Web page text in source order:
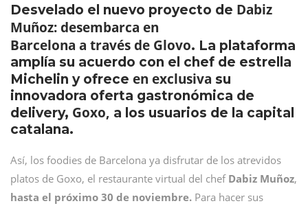
Desvelado el nuevo proyecto de Dabiz
Muñoz: desembarca en
Barcelona a través de Glovo. La plataforma
amplía su acuerdo con el chef de estrella
Michelin y ofrece en exclusiva su
innovadora oferta gastronómica de
delivery, Goxo, a los usuarios de la capital
catalana.
Así, los foodies de Barcelona ya disfrutar de los atrevidos
platos de Goxo, el restaurante virtual del chef Dabiz Muñoz,
hasta el próximo 30 de noviembre. Para hacer sus